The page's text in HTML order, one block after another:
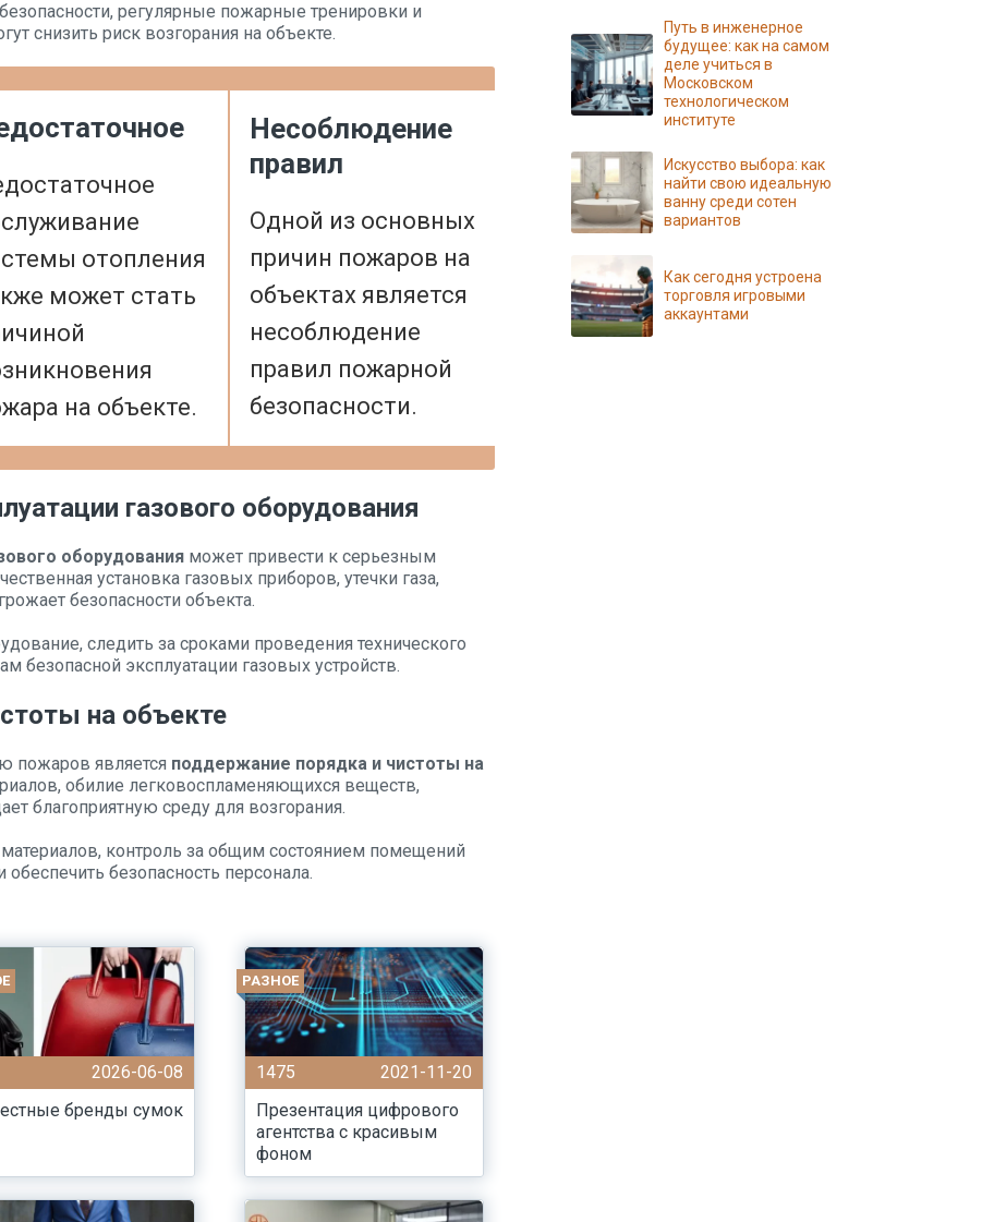
регулярные пожарные тренировки и
снизить риск возгорания на объекте.
отопления
может стать
на объекте.
Несоблюдение
правил
Одной из основных
причин пожаров на
объектах является
несоблюдение
правил пожарной
безопасности.
газового оборудования
оборудования может привести к серьезным
установка газовых приборов, утечки газа,
безопасности объекта.
следить за сроками проведения технического
безопасной эксплуатации газовых устройств.
на объекте
пожаров является поддержание порядка и чистоты на
обилие легковоспламеняющихся веществ,
благоприятную среду для возгорания.
контроль за общим состоянием помещений
безопасность персонала.
2026-06-08
бренды сумок
РАЗНОЕ
1475
2021-11-20
Презентация цифрового
агентства с красивым
фоном
Путь в инженерное
будущее: как на самом
деле учиться в
Московском
технологическом
институте
Искусство выбора: как
найти свою идеальную
ванну среди сотен
вариантов
Как сегодня устроена
торговля игровыми
аккаунтами